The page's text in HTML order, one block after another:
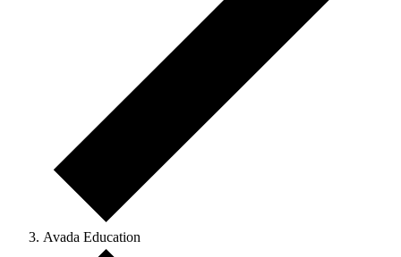
Avada Education